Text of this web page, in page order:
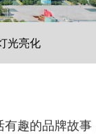
光亮化
趣的品牌故事